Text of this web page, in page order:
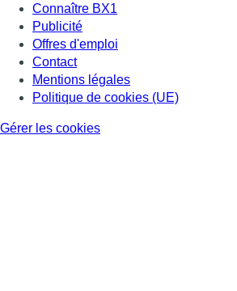
Connaître BX1
Publicité
Offres d'emploi
Contact
Mentions légales
Politique de cookies (UE)
Gérer les cookies